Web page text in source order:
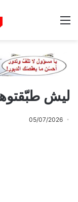
ليش
05/07/2026